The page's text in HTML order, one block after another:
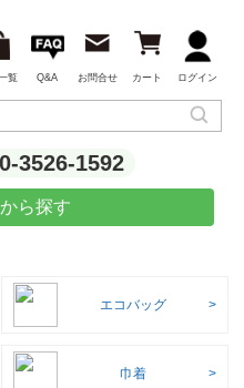
覧 Q&A お問合せ カート ログイン
3526-1592
ら探す
エコバッグ
巾着